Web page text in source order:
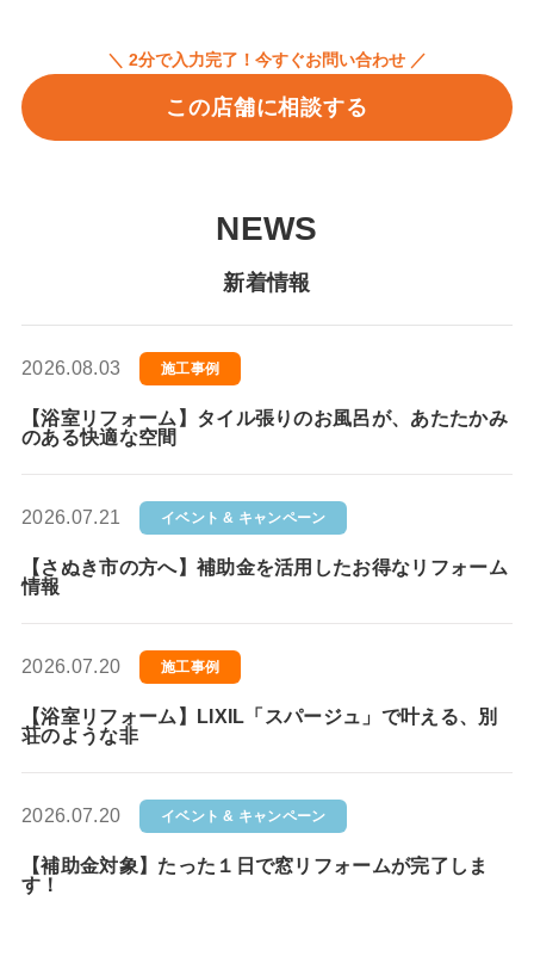
＼ 2分で入力完了！今すぐお問い合わせ ／
この店舗に相談する
NEWS
新着情報
2026.08.03 施工事例
【浴室リフォーム】タイル張りのお風呂が、あたたかみ
のある快適な空間
2026.07.21 イベント & キャンペーン
【さぬき市の方へ】補助金を活用したお得なリフォーム
情報
2026.07.20 施工事例
【浴室リフォーム】LIXIL「スパージュ」で叶える、別
荘のような非
2026.07.20 イベント & キャンペーン
【補助金対象】たった１日で窓リフォームが完了しま
す！